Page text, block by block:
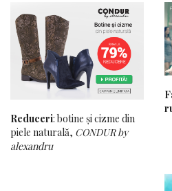
Reduceri: botine și cizme din
piele naturală, CONDUR by
alexandru